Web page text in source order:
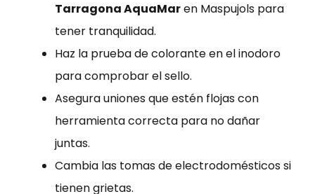
Tarragona AquaMaren Maspujols para
tener tranquilidad.
Haz la prueba de colorante en el inodoro
para comprobar el sello.
Asegura uniones que estén flojas con
herramienta correcta para no dañar
juntas.
Cambia las tomas de electrodomésticos si
tienen grietas.